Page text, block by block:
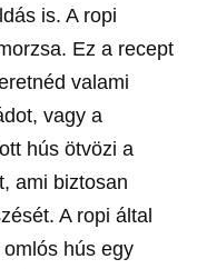
is. A ropi
Ez a recept
valami
vagy a
hús ötvözi a
ami biztosan
A ropi által
hús egy